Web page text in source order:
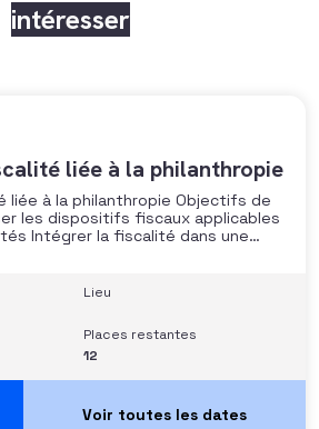
intéresser
liée à la philanthropie
liée à la philanthropie Objectifs de
les dispositifs fiscaux applicables
Intégrer la fiscalité dans une
un arbitrage juridique
Comprendre les régimes
Lieu
Places restantes
12